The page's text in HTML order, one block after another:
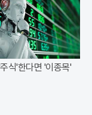
식'한다면 '이종목'